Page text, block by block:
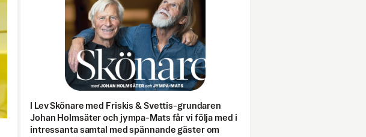
I Lev Skönare med Friskis & Svettis-grundaren
Johan Holmsäter och jympa-Mats får vi följa med i
intressanta samtal med spännande gäster om